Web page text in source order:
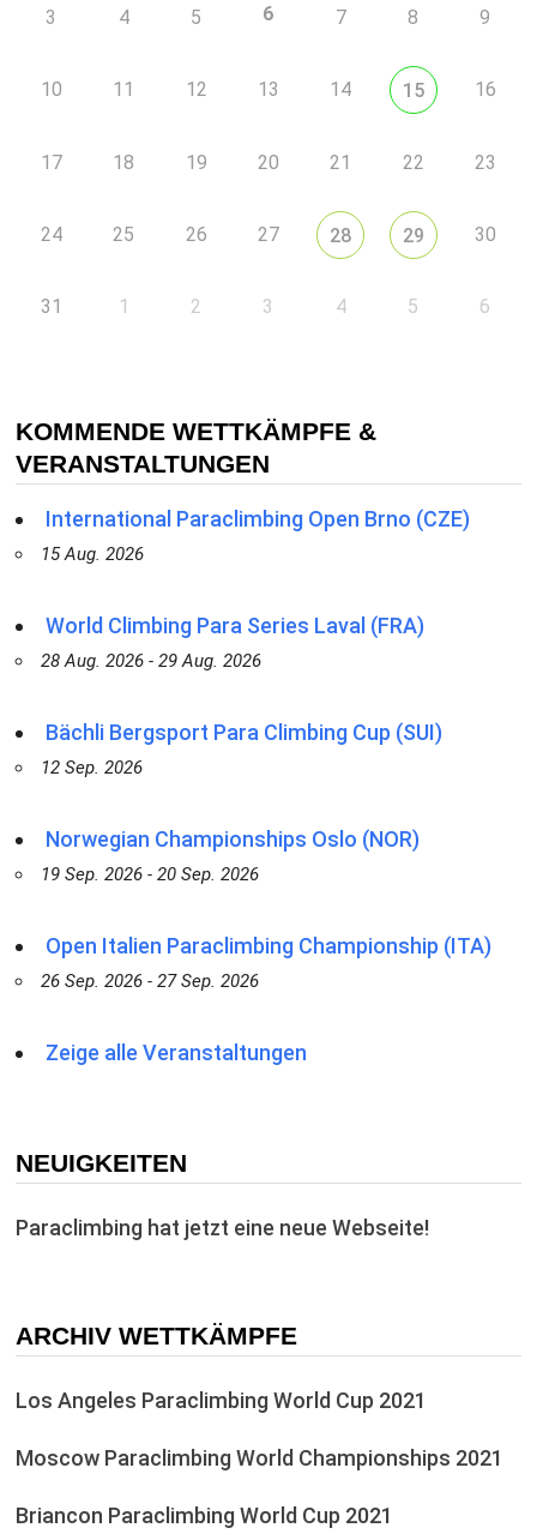
3 4 5 6 7 8 9
10 11 12 13 14 15 16
17 18 19 20 21 22 23
24 25 26 27 28 29 30
31 1 2 3 4 5 6
KOMMENDE WETTKÄMPFE &
VERANSTALTUNGEN
International Paraclimbing Open Brno (CZE)
15 Aug. 2026
World Climbing Para Series Laval (FRA)
28 Aug. 2026 - 29 Aug. 2026
Bächli Bergsport Para Climbing Cup (SUI)
12 Sep. 2026
Norwegian Championships Oslo (NOR)
19 Sep. 2026 - 20 Sep. 2026
Open Italien Paraclimbing Championship (ITA)
26 Sep. 2026 - 27 Sep. 2026
Zeige alle Veranstaltungen
NEUIGKEITEN
Paraclimbing hat jetzt eine neue Webseite!
ARCHIV WETTKÄMPFE
Los Angeles Paraclimbing World Cup 2021
Moscow Paraclimbing World Championships 2021
Briancon Paraclimbing World Cup 2021